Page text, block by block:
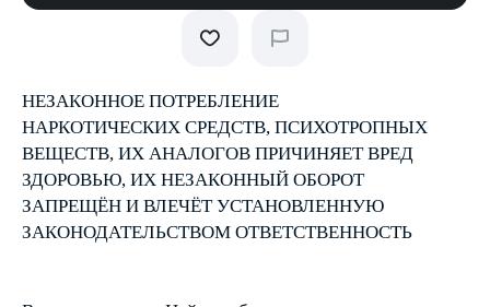
НЕЗАКОННОЕ ПОТРЕБЛЕНИЕ
НАРКОТИЧЕСКИХ СРЕДСТВ, ПСИХОТРОПНЫХ
ВЕЩЕСТВ, ИХ АНАЛОГОВ ПРИЧИНЯЕТ ВРЕД
ЗДОРОВЬЮ, ИХ НЕЗАКОННЫЙ ОБОРОТ
ЗАПРЕЩЁН И ВЛЕЧЁТ УСТАНОВЛЕННУЮ
ЗАКОНОДАТЕЛЬСТВОМ ОТВЕТСТВЕННОСТЬ